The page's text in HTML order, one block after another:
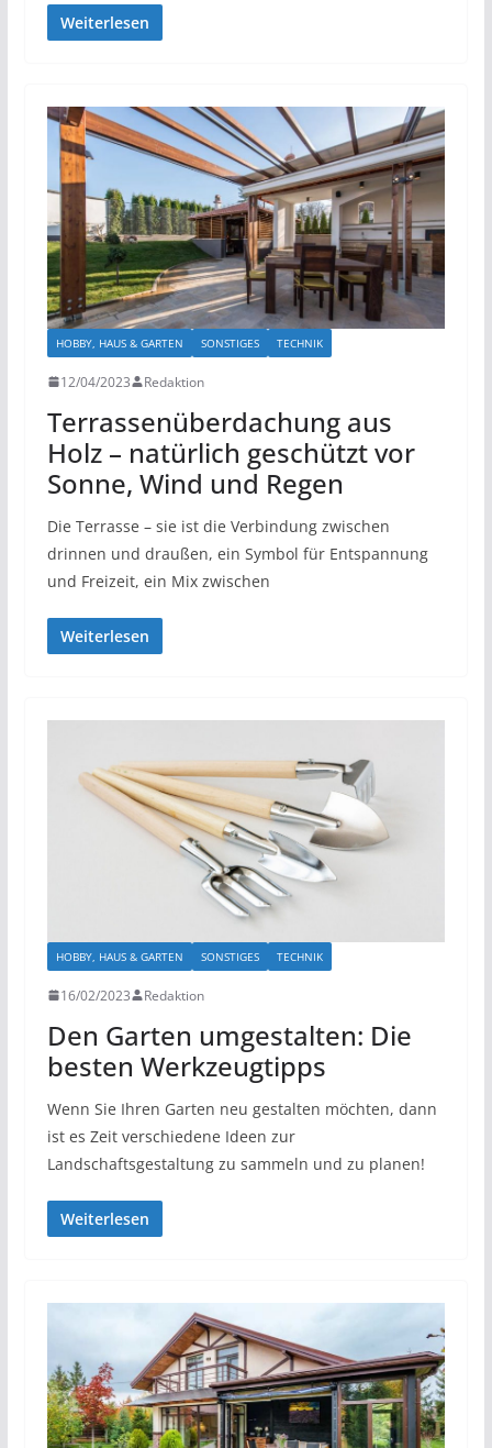
Weiterlesen
HOBBY, HAUS & GARTEN SONSTIGES TECHNIK
12/04/2023 Redaktion
Terrassenüberdachung aus
Holz – natürlich geschützt vor
Sonne, Wind und Regen
Die Terrasse – sie ist die Verbindung zwischen
drinnen und draußen, ein Symbol für Entspannung
und Freizeit, ein Mix zwischen
Weiterlesen
HOBBY, HAUS & GARTEN SONSTIGES TECHNIK
16/02/2023 Redaktion
Den Garten umgestalten: Die
besten Werkzeugtipps
Wenn Sie Ihren Garten neu gestalten möchten, dann
ist es Zeit verschiedene Ideen zur
Landschaftsgestaltung zu sammeln und zu planen!
Weiterlesen